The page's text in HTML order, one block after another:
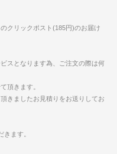
クリックポスト(185円)のお届け
スとなります為、ご注文の際は何
頂きます。
きましたお見積りをお送りしてお
きます。